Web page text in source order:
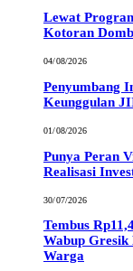
Lewat
Kotoran
04/08/2026
Penyumbang
Keunggulan
01/08/2026
Punya Peran
Realisasi
30/07/2026
Tembus
Wabup Gresik
Warga